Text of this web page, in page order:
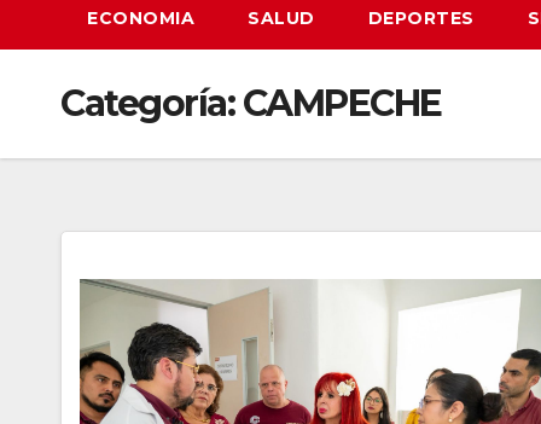
ECONOMIA SALUD DEPORTES
Categoría:CAMPECHE